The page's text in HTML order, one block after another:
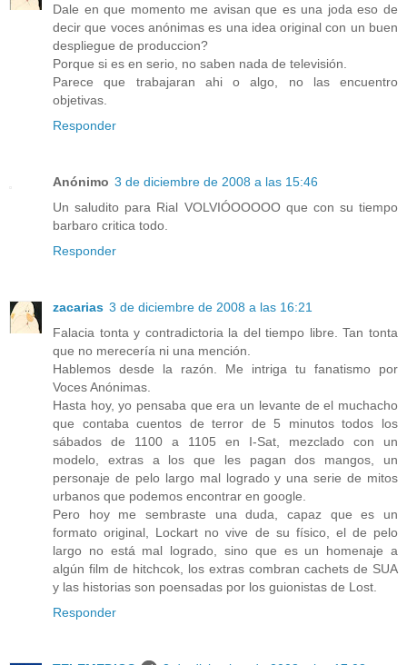
Dale en que momento me avisan que es una joda eso de
decir que voces anónimas es una idea original con un buen
despliegue de produccion?
Porque si es en serio, no saben nada de televisión.
Parece que trabajaran ahi o algo, no las encuentro
objetivas.
Responder
Anónimo 3 de diciembre de 2008 a las 15:46
Un saludito para Rial VOLVIÓOOOOO que con su tiempo
barbaro critica todo.
Responder
zacarias 3 de diciembre de 2008 a las 16:21
Falacia tonta y contradictoria la del tiempo libre. Tan tonta
que no merecería ni una mención.
Hablemos desde la razón. Me intriga tu fanatismo por
Voces Anónimas.
Hasta hoy, yo pensaba que era un levante de el muchacho
que contaba cuentos de terror de 5 minutos todos los
sábados de 1100 a 1105 en I-Sat, mezclado con un
modelo, extras a los que les pagan dos mangos, un
personaje de pelo largo mal logrado y una serie de mitos
urbanos que podemos encontrar en google.
Pero hoy me sembraste una duda, capaz que es un
formato original, Lockart no vive de su físico, el de pelo
largo no está mal logrado, sino que es un homenaje a
algún film de hitchcok, los extras combran cachets de SUA
y las historias son poensadas por los guionistas de Lost.
Responder